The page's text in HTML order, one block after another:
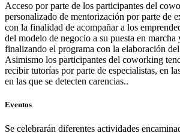
Acceso por parte de los participantes del
personalizado de mentorización por parte de
con la finalidad de acompañar a los
del modelo de negocio a su puesta en
finalizando el programa con la elaboración
Asimismo los participantes del coworking
recibir tutorías por parte de especialistas, en
en las que se detecten carencias..
Eventos
Se celebrarán diferentes actividades